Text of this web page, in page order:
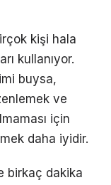
kişi hala
kullanıyor.
buysa,
ve
için
daha iyidir.
birkaç dakika